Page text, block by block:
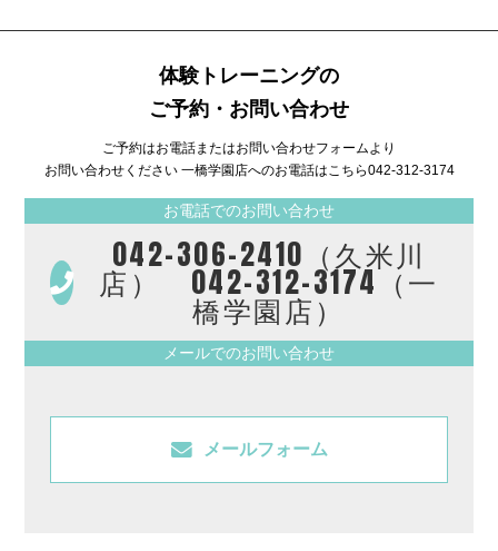
体験トレーニングの
ご予約・お問い合わせ
ご予約はお電話またはお問い合わせフォームより
お問い合わせください 一橋学園店へのお電話はこちら042-312-3174
お電話でのお問い合わせ
042-306-2410（久米川
店） 042-312-3174（一
橋学園店）
メールでのお問い合わせ
メールフォーム